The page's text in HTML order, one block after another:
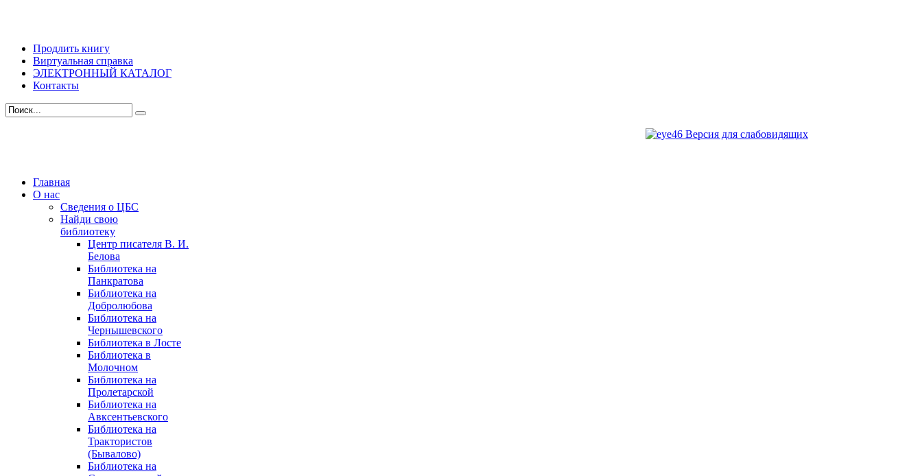
Продлить книгу
Виртуальная справка
ЭЛЕКТРОННЫЙ КАТАЛОГ
Контакты
Версия для слабовидящих
Главная
О нас
Сведения о ЦБС
Найди свою
библиотеку
Центр писателя В. И.
Белова
Библиотека на
Панкратова
Библиотека на
Добролюбова
Библиотека на
Чернышевского
Библиотека в Лосте
Библиотека в
Молочном
Библиотека на
Пролетарской
Библиотека на
Авксентьевского
Библиотека на
Трактористов
(Бывалово)
Библиотека на